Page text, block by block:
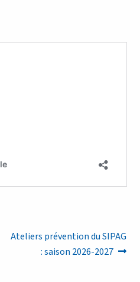
Article
suivant :
Ateliers prévention du SIPAG
: saison 2026-2027